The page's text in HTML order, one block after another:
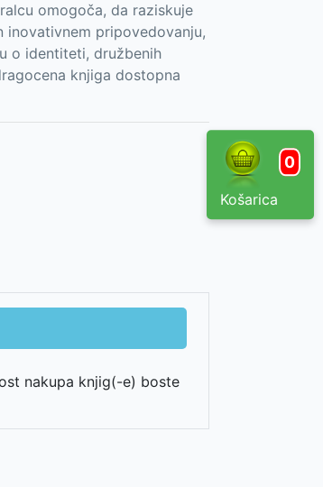
0
Košarica
omogoča, da raziskuje
inovativnem pripovedovanju,
o identiteti, družbenih
knjiga dostopna
nakupa knjig(-e) boste